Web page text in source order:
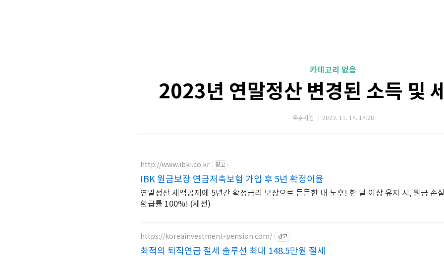
카테고리 없음
2023년 연말정산 변경된 소득 및
우주지킴 2023. 11. 14. 14:28
http://www.ibki.co.kr 광고
IBK 원금보장 연금저축보험 가입 후 5년 확정이율
연말정산 세액공제에 5년간 확정금리 보장으로 든든한 내 노후! 한 달 이상 유지 시, 원금 손
환급률 100%! (세전)
https://koreainvestment-pension.com/ 광고
최적의 퇴직연금 절세 솔루션 최대 148.5만원 절세